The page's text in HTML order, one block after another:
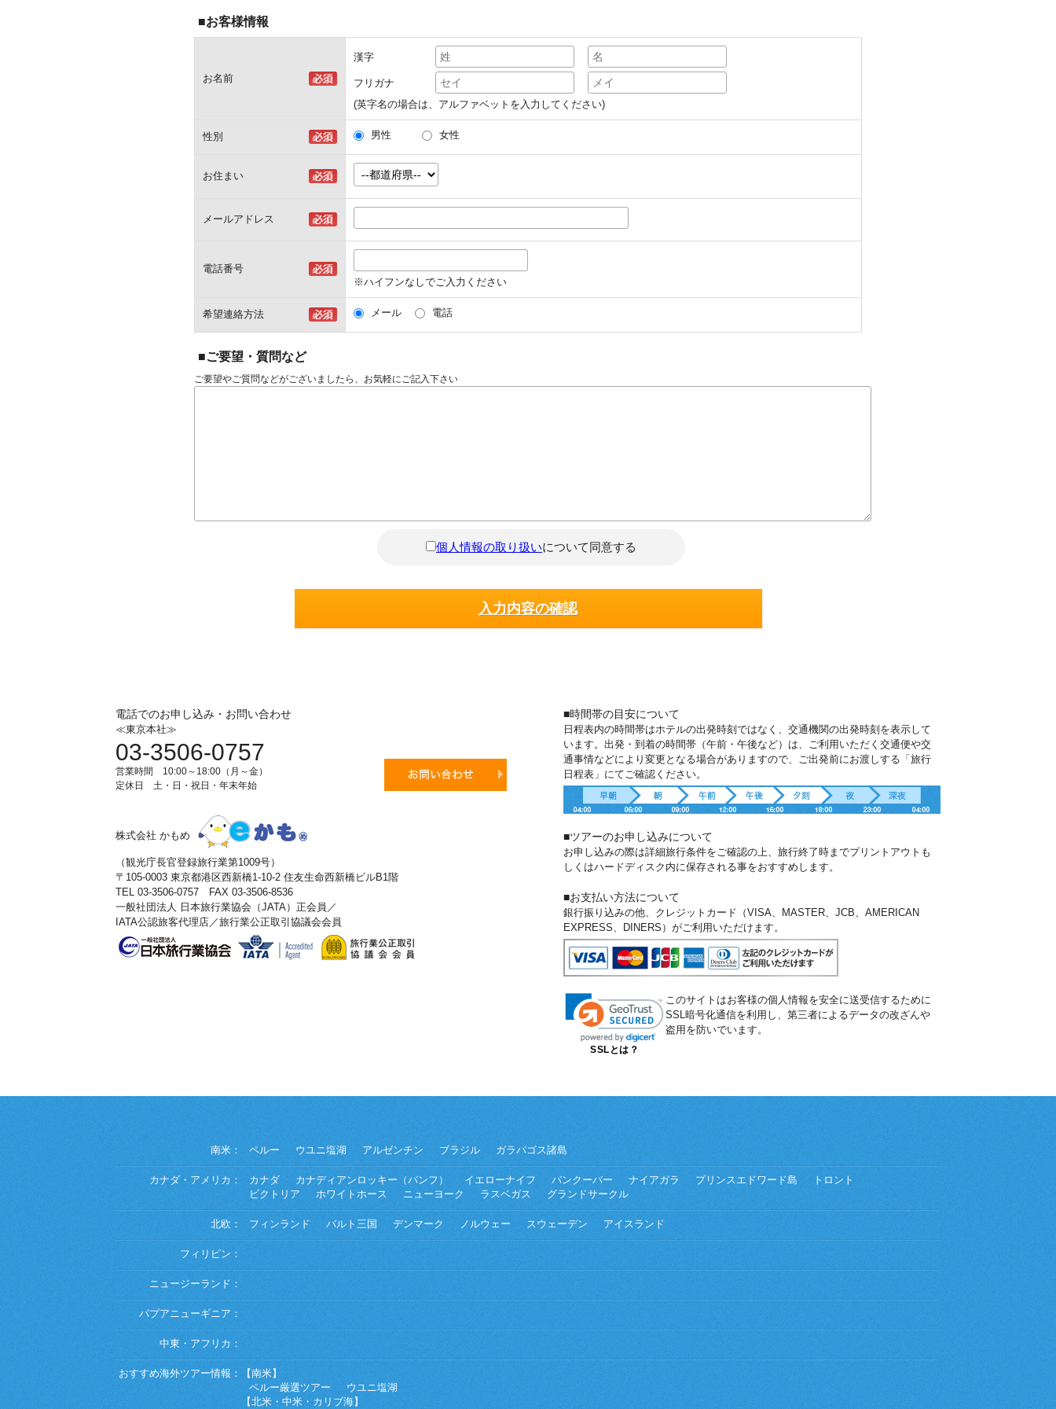
■お客様情報
お名前
漢字
フリガナ
(英字名の場合は、アルファベットを入力してください)
性別 男性 女性
お住まい
メールアドレス
電話番号
※ハイフンなしでご入力ください
希望連絡方法 メール 電話
■ご要望・質問など
ご要望やご質問などがございましたら、お気軽にご記入下さい
個人情報の取り扱いについて同意する
電話でのお申し込み・お問い合わせ
≪東京本社≫
03-3506-0757
営業時間 10:00～18:00（月～金）
定休日 土・日・祝日・年末年始
株式会社 かもめ
（観光庁長官登録旅行業第1009号）
〒105-0003 東京都港区西新橋1-10-2 住友生命西新橋ビルB1階
TEL 03-3506-0757 FAX 03-3506-8536
一般社団法人 日本旅行業協会（JATA）正会員／
IATA公認旅客代理店／旅行業公正取引協議会会員
■時間帯の目安について
日程表内の時間帯はホテルの出発時刻ではなく、交通機関の出発時刻を表示して
います。出発・到着の時間帯（午前・午後など）は、ご利用いただく交通便や交
通事情などにより変更となる場合がありますので、ご出発前にお渡しする「旅行
日程表」にてご確認ください。
■ツアーのお申し込みについて
お申し込みの際は詳細旅行条件をご確認の上、旅行終了時までプリントアウトも
しくはハードディスク内に保存される事をおすすめします。
■お支払い方法について
銀行振り込みの他、クレジットカード（VISA、MASTER、JCB、AMERICAN
EXPRESS、DINERS）がご利用いただけます。
SSLとは？
このサイトはお客様の個人情報を安全に送受信するために
SSL暗号化通信を利用し、第三者によるデータの改ざんや
盗用を防いでいます。
南米： ペルー ウユニ塩湖 アルゼンチン ブラジル ガラパゴス諸島
カナダ・アメリカ： カナダ カナディアンロッキー（バンフ） イエローナイフ バンクーバー ナイアガラ プリンスエドワード島
トロント
ビクトリア
ホワイトホース ニューヨーク ラスベガス グランドサークル
北欧： フィンランド バルト三国 デンマーク ノルウェー スウェーデン アイスランド
フィリピン：
ニュージーランド：
パプアニューギニア：
中東・アフリカ：
おすすめ海外ツアー情報：
【南米】
ペルー厳選ツアー
ウユニ塩湖
【北米・中米・カリブ海】